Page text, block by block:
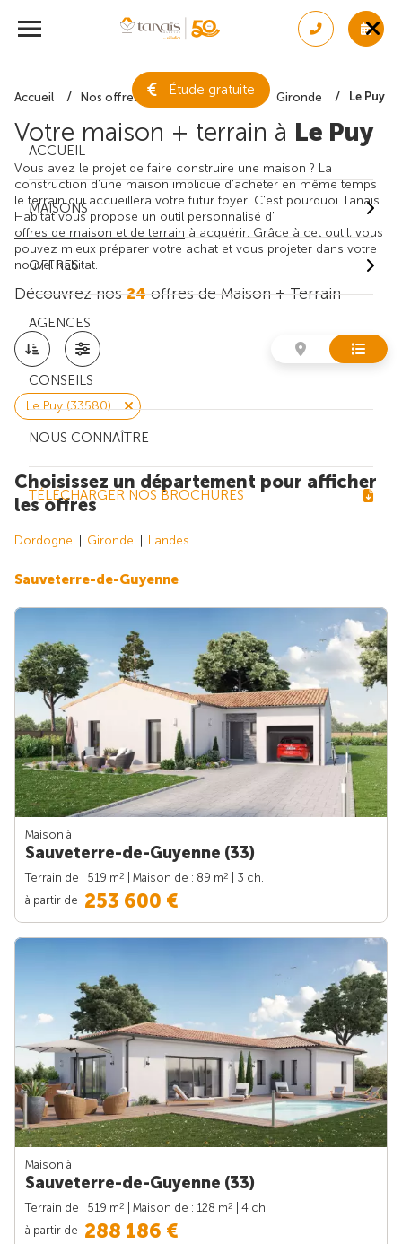
Étude gratuite
ACCUEIL
MAISONS
OFFRES
AGENCES
CONSEILS
NOUS CONNAÎTRE
TÉLÉCHARGER NOS BROCHURES
Accueil Nos offres de maison + terrain Gironde Le Puy
Votre maison + terrain à Le Puy
Vous avez le projet de faire construire une maison ? La
construction d'une maison implique d'acheter en même temps
le terrain qui accueillera votre futur foyer. C'est pourquoi Tanaïs
Habitat vous propose un outil personnalisé d'
offres de maison et de terrain à acquérir. Grâce à cet outil, vous
pouvez mieux préparer votre achat et vous projeter dans votre
nouvel habitat.
Découvrez nos24offres de Maison + Terrain
Le Puy (33580)
Choisissez un département pour afficher
les offres
Dordogne Gironde Landes
Sauveterre-de-Guyenne
Maison à
Sauveterre-de-Guyenne (33)
Terrain de : 519 m2 | Maison de : 89 m2
| 3 ch.
à partir de 253 600 €
Maison à
Sauveterre-de-Guyenne (33)
Terrain de : 519 m2 | Maison de : 128 m2
| 4 ch.
à partir de 288 186 €